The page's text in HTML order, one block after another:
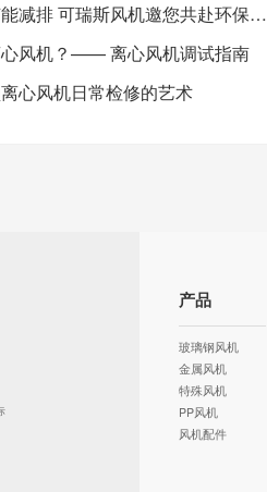
倒计时启动！聚焦节能减排 可瑞斯风机邀您共赴环保盛会！
风机？—— 离心风机调试指南
心风机日常检修的艺术
产品
玻璃钢风机
金属风机
特殊风机
PP风机
风机配件